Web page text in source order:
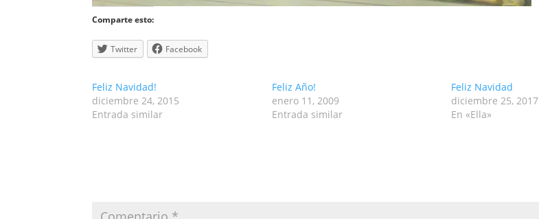
Comparte esto:
Twitter Facebook
Feliz Navidad!
diciembre 24, 2015
Entrada similar
Feliz Año!
enero 11, 2009
Entrada similar
Feliz Navidad
diciembre 25, 2017
En «Ella»